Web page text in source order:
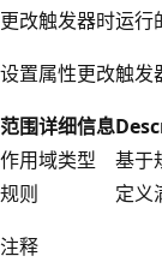
更改触发器时运行
设置属性更改触发
范围详细信息
作用域类型
基于
规则
定义
注释